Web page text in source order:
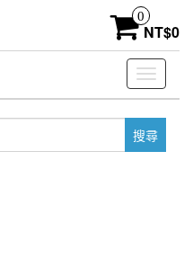
0
NT$0
Toggle